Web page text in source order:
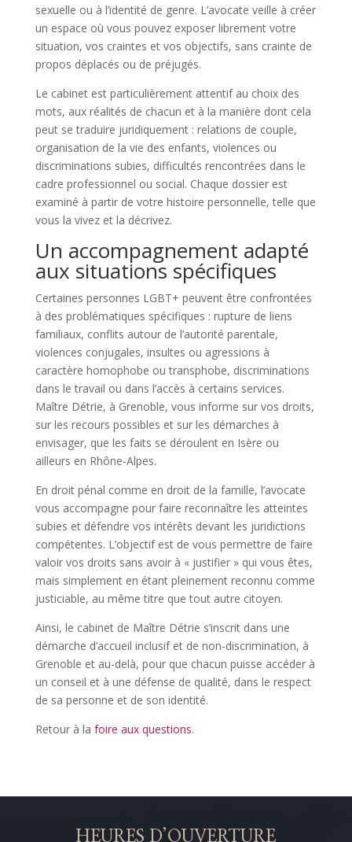
sexuelle ou à l’identité de genre. L’avocate veille à créer
un espace où vous pouvez exposer librement votre
situation, vos craintes et vos objectifs, sans crainte de
propos déplacés ou de préjugés.
Le cabinet est particulièrement attentif au choix des
mots, aux réalités de chacun et à la manière dont cela
peut se traduire juridiquement : relations de couple,
organisation de la vie des enfants, violences ou
discriminations subies, difficultés rencontrées dans le
cadre professionnel ou social. Chaque dossier est
examiné à partir de votre histoire personnelle, telle que
vous la vivez et la décrivez.
Un accompagnement adapté
aux situations spécifiques
Certaines personnes LGBT+ peuvent être confrontées
à des problématiques spécifiques : rupture de liens
familiaux, conflits autour de l’autorité parentale,
violences conjugales, insultes ou agressions à
caractère homophobe ou transphobe, discriminations
dans le travail ou dans l’accès à certains services.
Maître Détrie, à Grenoble, vous informe sur vos droits,
sur les recours possibles et sur les démarches à
envisager, que les faits se déroulent en Isère ou
ailleurs en Rhône-Alpes.
En droit pénal comme en droit de la famille, l’avocate
vous accompagne pour faire reconnaître les atteintes
subies et défendre vos intérêts devant les juridictions
compétentes. L’objectif est de vous permettre de faire
valoir vos droits sans avoir à « justifier » qui vous êtes,
mais simplement en étant pleinement reconnu comme
justiciable, au même titre que tout autre citoyen.
Ainsi, le cabinet de Maître Détrie s’inscrit dans une
démarche d’accueil inclusif et de non-discrimination, à
Grenoble et au-delà, pour que chacun puisse accéder à
un conseil et à une défense de qualité, dans le respect
de sa personne et de son identité.
Retour à la foire aux questions.
HEURES D’OUVERTURE